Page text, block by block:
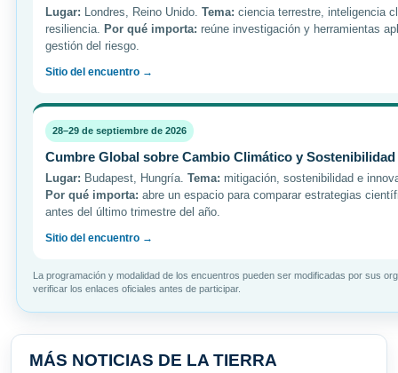
Lugar: Londres, Reino Unido. Tema: ciencia terrestre, inteligencia
resiliencia. Por qué importa: reúne investigación y herramientas
gestión del riesgo.
Sitio del encuentro →
28–29 de septiembre de 2026
Cumbre Global sobre Cambio Climático y
Lugar: Budapest, Hungría. Tema: mitigación, sostenibilidad e
Por qué importa: abre un espacio para comparar estrategias
antes del último trimestre del año.
Sitio del encuentro →
La programación y modalidad de los encuentros pueden ser modificadas por sus
verificar los enlaces oficiales antes de participar.
MÁS NOTICIAS DE LA TIERRA